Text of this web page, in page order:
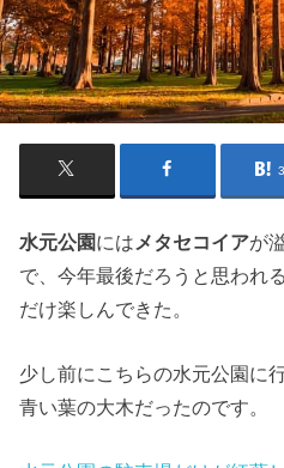
3
水元公園には メタセコイアが
で、今年最後だろうと思われ
だけ楽しんできた。
少し前にこちらの水元公園に
青い葉の大木だったのです。